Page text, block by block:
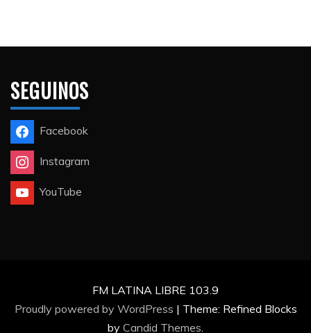
SEGUINOS
Facebook
Instagram
YouTube
FM LATINA LIBRE 103.9
Proudly powered by WordPress | Theme: Refined Blocks
by Candid Themes.